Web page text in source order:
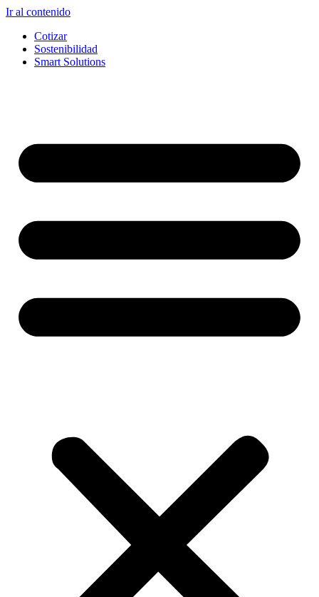
Ir al contenido
Cotizar
Sostenibilidad
Smart Solutions